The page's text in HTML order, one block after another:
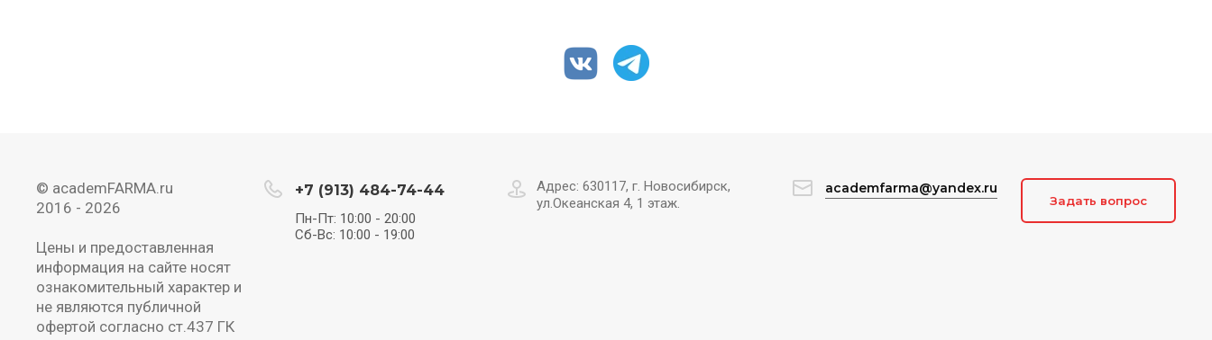
© academFARMA.ru
2016 - 2026
Цены и предоставленная
информация на сайте носят
ознакомительный характер и
не являются публичной
офертой согласно ст.437 ГК
+7 (913) 484-74-44
Пн-Пт: 10:00 - 20:00
Сб-Вс: 10:00 - 19:00
Адрес: 630117, г. Новосибирск,
ул.Океанская 4, 1 этаж.
academfarma@yandex.ru
Задать вопрос